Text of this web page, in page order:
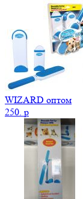
WIZARD оптом
250. p